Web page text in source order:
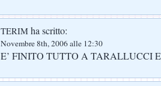
TERIM ha scritto:
Novembre 8th, 2006 alle 12:30
E’ FINITO TUTTO A TARALLUCCI